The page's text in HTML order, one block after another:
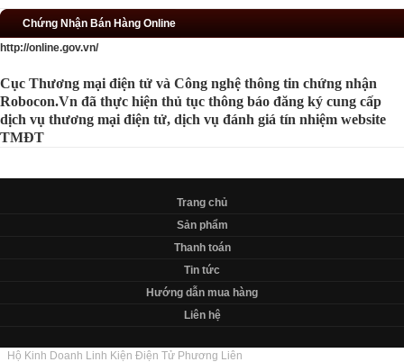
Chứng Nhận Bán Hàng Online
http://online.gov.vn/
Cục Thương mại điện tử và Công nghệ thông tin chứng nhận
Robocon.Vn đã thực hiện thủ tục thông báo đăng ký cung cấp
dịch vụ thương mại điện tử, dịch vụ đánh giá tín nhiệm website
TMĐT
Trang chủ
Sản phẩm
Thanh toán
Tin tức
Hướng dẫn mua hàng
Liên hệ
Hộ Kinh Doanh Linh Kiện Điện Tử Phương Liên